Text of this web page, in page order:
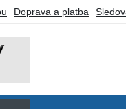
Doprava a platba